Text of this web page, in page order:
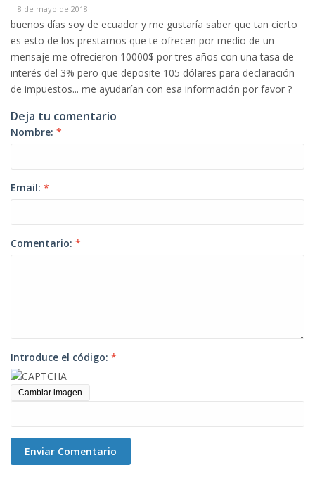
8 de mayo de 2018
buenos días soy de ecuador y me gustaría saber que tan cierto
es esto de los prestamos que te ofrecen por medio de un
mensaje me ofrecieron 10000$ por tres años con una tasa de
interés del 3% pero que deposite 105 dólares para declaración
de impuestos... me ayudarían con esa información por favor ?
Deja tu comentario
Nombre: *
Email: *
Comentario: *
Introduce el código: *
Cambiar imagen
Enviar Comentario